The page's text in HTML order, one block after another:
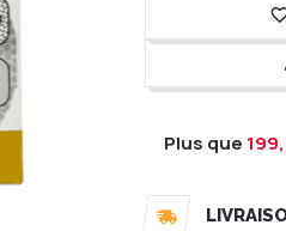
Plus que